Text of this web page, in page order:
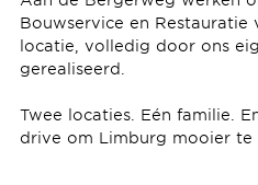
Bouwservice en Restauratie
locatie, volledig door ons
gerealiseerd.
Twee locaties. Eén familie.
drive om Limburg mooier te